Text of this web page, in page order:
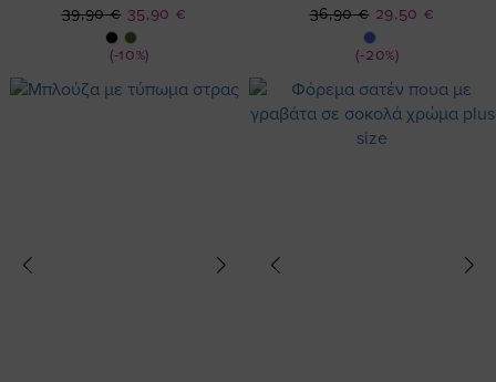
(-10%)
Ειδική
Τιμή
35,90 €
39,90 €
(-20%)
Ειδική
Τιμή
29,50 €
36,90 €